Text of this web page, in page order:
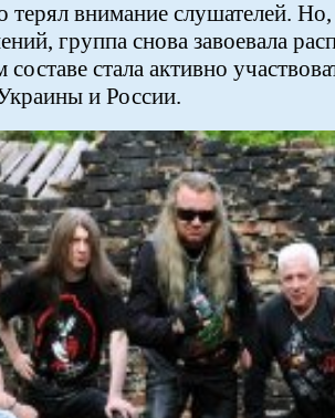
терял внимание слушателей.
группа снова завоевала
стала активно
и России.